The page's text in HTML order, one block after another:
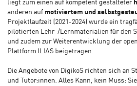
liegt zum einen auf kompetent gestalteter
anderen auf motiviertem und
Projektlaufzeit (2021-2024) wurde ein
pilotierten Lehr-/Lernmaterialien für den
und zudem zur Weiterentwicklung der
Plattform ILIAS beigetragen.
Die Angebote von DigikoS richten sich an
und Tutor:innen. Alles Kann, kein Muss: